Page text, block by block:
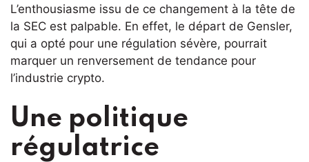
L’enthousiasme issu de ce changement à la tête de
la SEC est palpable. En effet, le départ de Gensler,
qui a opté pour une régulation sévère, pourrait
marquer un renversement de tendance pour
l’industrie crypto.
Une politique
régulatrice